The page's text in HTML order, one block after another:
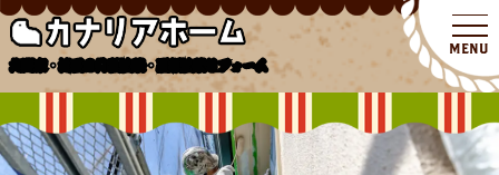
北関東・埼玉の外壁塗装・屋根塗装リフォーム